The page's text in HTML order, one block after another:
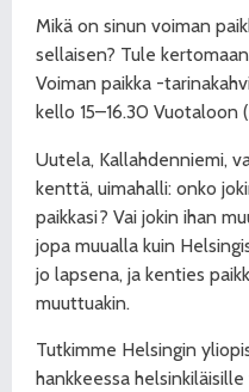
Mikä on sinun voiman
sellaisen? Tule
Voiman paikka -
kello 15–16.30 Vuotaloon
Uutela, Kallahdenniemi,
kenttä, uimahalli: onko
paikkasi? Vai jokin ihan
jopa muualla kuin
jo lapsena, ja kenties
muuttuakin.
Tutkimme Helsingin
hankkeessa